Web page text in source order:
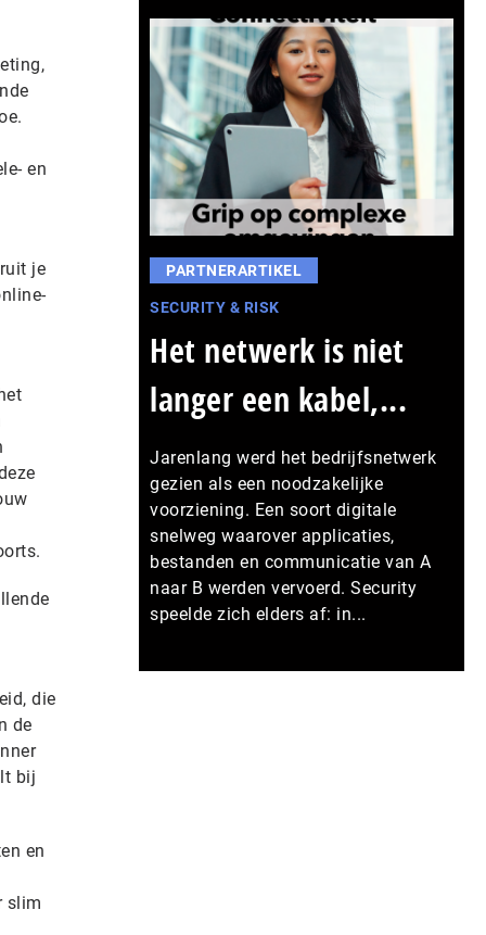
en
je
die
de
bij
en
slim
PARTNERARTIKEL
SECURITY & RISK
Het netwerk is niet
langer een kabel,...
Jarenlang werd het bedrijfsnetwerk
gezien als een noodzakelijke
voorziening. Een soort digitale
snelweg waarover applicaties,
bestanden en communicatie van A
naar B werden vervoerd. Security
speelde zich elders af: in...